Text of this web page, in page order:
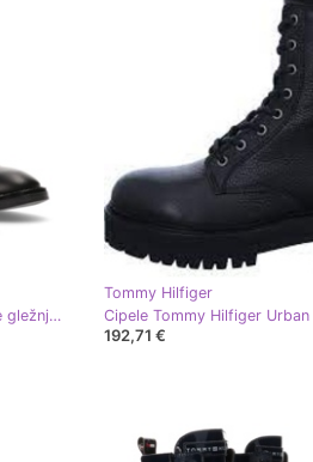
Tommy Hilfiger Chelsea Boot Crne gležnjače T4A5-33048-0036999-999 crna
Tommy Hilfiger
192,71 €